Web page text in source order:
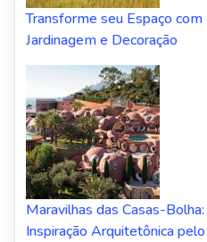
Transforme seu Espaço com
Jardinagem e Decoração
Maravilhas das Casas-
Inspiração Arquitetônica